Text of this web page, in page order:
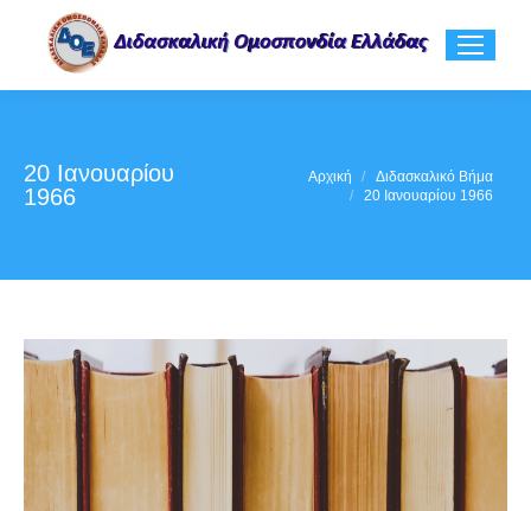
20 Ιανουαρίου
1966
Αρχική
Διδασκαλικό Βήμα
20 Ιανουαρίου 1966